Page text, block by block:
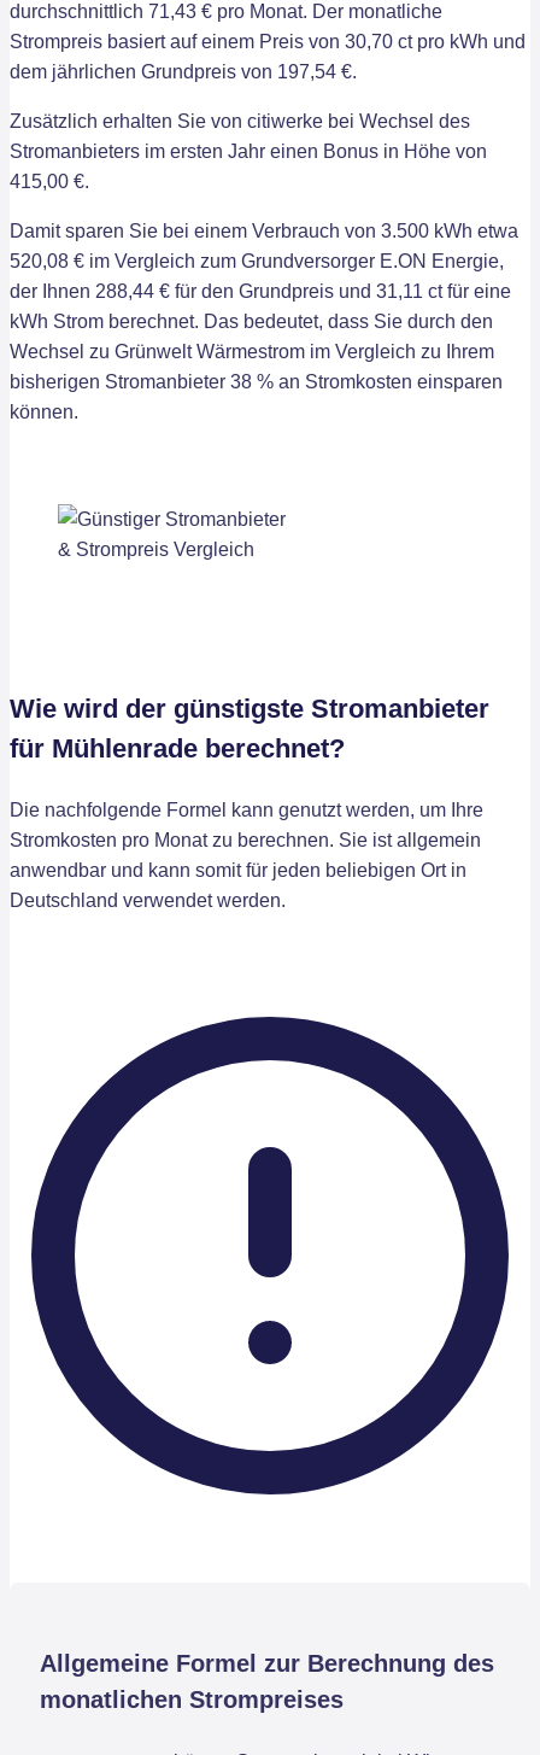
durchschnittlich 71,43 € pro Monat. Der monatliche
Strompreis basiert auf einem Preis von 30,70 ct pro kWh und
dem jährlichen Grundpreis von 197,54 €.
Zusätzlich erhalten Sie von citiwerke bei Wechsel des
Stromanbieters im ersten Jahr einen Bonus in Höhe von
415,00 €.
Damit sparen Sie bei einem Verbrauch von 3.500 kWh etwa
520,08 € im Vergleich zum Grundversorger E.ON Energie,
der Ihnen 288,44 € für den Grundpreis und 31,11 ct für eine
kWh Strom berechnet. Das bedeutet, dass Sie durch den
Wechsel zu Grünwelt Wärmestrom im Vergleich zu Ihrem
bisherigen Stromanbieter 38 % an Stromkosten einsparen
können.
Wie wird der günstigste Stromanbieter
für Mühlenrade berechnet?
Die nachfolgende Formel kann genutzt werden, um Ihre
Stromkosten pro Monat zu berechnen. Sie ist allgemein
anwendbar und kann somit für jeden beliebigen Ort in
Deutschland verwendet werden.
Allgemeine Formel zur Berechnung des
monatlichen Strompreises